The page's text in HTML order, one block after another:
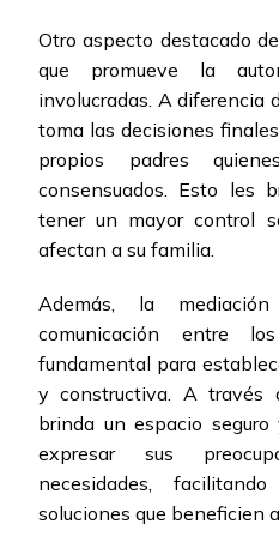
Otro aspecto destacado
que promueve la
involucradas. A diferencia
toma las decisiones
propios padres
consensuados. Esto les
tener un mayor control
afectan a su familia.
Además, la
comunicación entre
fundamental para
y constructiva. A través
brinda un espacio
expresar sus
necesidades,
soluciones que beneficien